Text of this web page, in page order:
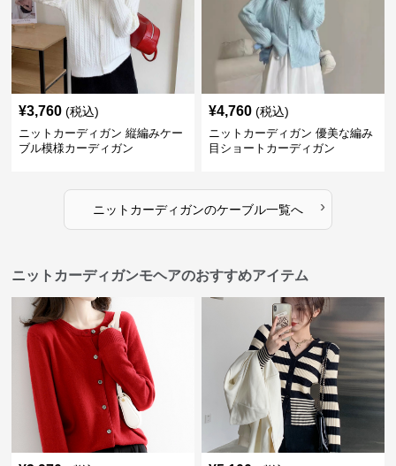
¥3,760 (税込)
ニットカーディガン 縦編みケー
ブル模様カーディガン
¥4,760 (税込)
ニットカーディガン 優美な編み
目ショートカーディガン
ニットカーディガンのケーブル一覧へ ›
ニットカーディガンモヘアのおすすめアイテム